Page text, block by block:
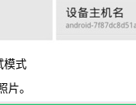
模式
片。